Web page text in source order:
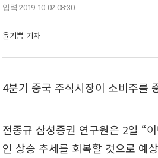
입력 2019-10-02 08:30
윤기쁨 기자
4분기 중국 주식시장이 소비주를
전종규 삼성증권 연구원은 2일 “
인 상승 추세를 회복할 것으로 예